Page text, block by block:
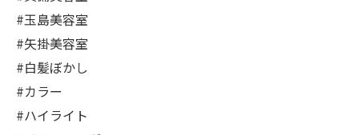
#玉島美容室
#矢掛美容室
#白髪ぼかし
#カラー
#ハイライト